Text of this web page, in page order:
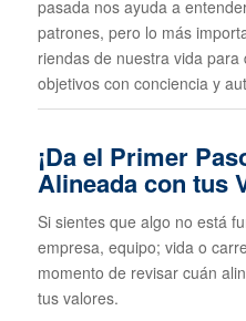
pasada nos ayuda a
patrones, pero lo más
riendas de nuestra vida
objetivos con conciencia y
¡Da el Primer
Alineada con tus
Si sientes que algo no está
empresa, equipo; vida o
momento de revisar cuán
tus valores.